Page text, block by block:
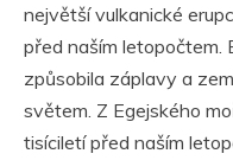
největší vulkanické
před naším letopočtem.
způsobila záplavy a
světem. Z Egejského
tisíciletí před naším